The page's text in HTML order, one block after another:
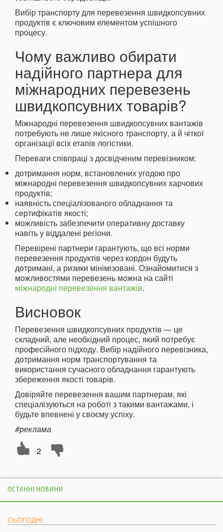
Вибір транспорту для перевезення швидкопсувних
продуктів є ключовим елементом успішного
процесу.
Чому важливо обирати
надійного партнера для
міжнародних перевезень
швидкопсувних товарів?
Міжнародні перевезення швидкопсувних вантажів
потребують не лише якісного транспорту, а й чіткої
організації всіх етапів логістики.
Переваги співпраці з досвідченим перевізником:
дотримання норм, встановлених угодою про
міжнародні перевезення швидкопсувних харчових
продуктів;
наявність спеціалізованого обладнання та
сертифікатів якості;
можливість забезпечити оперативну доставку
навіть у віддалені регіони.
Перевірені партнери гарантують, що всі норми
перевезення продуктів через кордон будуть
дотримані, а ризики мінімізовані. Ознайомитися з
можливостями перевезень можна на сайті
міжнародні перевезення вантажів.
Висновок
Перевезення швидкопсувних продуктів — це
складний, але необхідний процес, який потребує
професійного підходу. Вибір надійного перевізника,
дотримання норм транспортування та
використання сучасного обладнання гарантують
збереження якості товарів.
Довіряйте перевезення вашим партнерам, які
спеціалізуються на роботі з такими вантажами, і
будьте впевнені у своєму успіху.
#реклама
2
ОСТАННІ НОВИНИ
СЬОГОДНІ